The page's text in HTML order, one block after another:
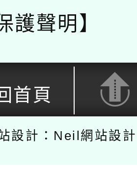
護聲明】
首頁
設計：Neil網站設